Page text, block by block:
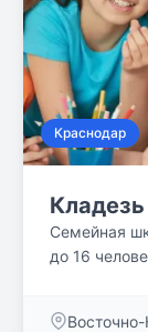
Краснодар
Семейная
до 16